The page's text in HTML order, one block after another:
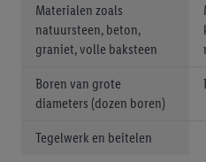
Materialen zoals
natuursteen, beton,
graniet, volle baksteen
Boren van grote
diameters (dozen boren)
Tegelwerk en beitelen
je instemt. Verder kan je er meer
gegevensverwerking.
Door te klikken op "Weigeren",
technisch noodzakelijke
worden gebruikt.
voor alle bovengenoemde